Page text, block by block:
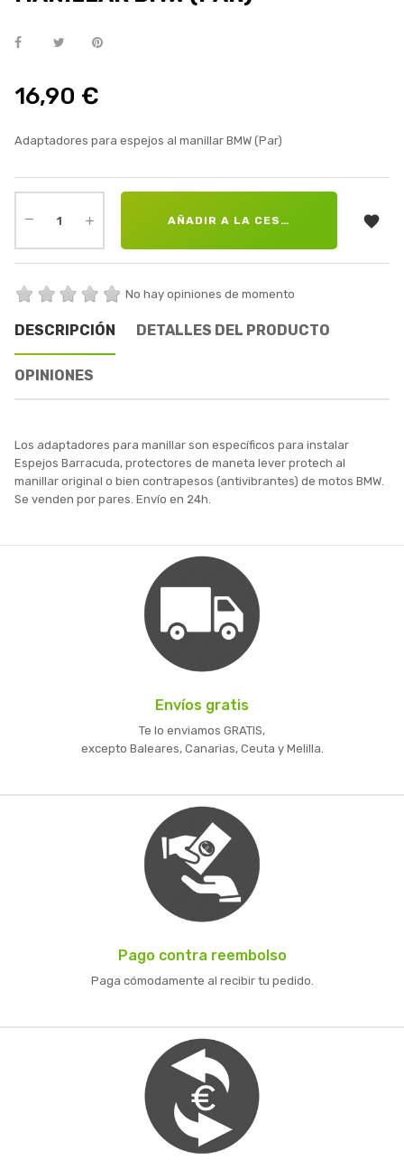
16,90 €
Adaptadores para espejos al manillar BMW (Par)
AÑADIR A LA CESTA 
No hay opiniones de momento
DESCRIPCIÓN DETALLES DEL PRODUCTO
OPINIONES
Los adaptadores para manillar son específicos para instalar
Espejos Barracuda, protectores de maneta lever protech al
manillar original o bien contrapesos (antivibrantes) de motos BMW.
Se venden por pares. Envío en 24h.
Envíos gratis
Te lo enviamos GRATIS,
excepto Baleares, Canarias, Ceuta y Melilla.
Pago contra reembolso
Paga cómodamente al recibir tu pedido.